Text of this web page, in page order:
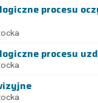
procesu
procesu